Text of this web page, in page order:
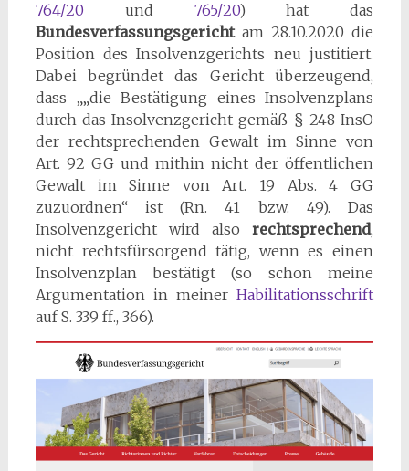
764/20 und 765/20) hat das
Bundesverfassungsgerichtam 28.10.2020 die
Position des Insolvenzgerichts neu justitiert.
Dabei begründet das Gericht überzeugend,
dass „„die Bestätigung eines Insolvenzplans
durch das Insolvenzgericht gemäß § 248 InsO
der rechtsprechenden Gewalt im Sinne von
Art. 92 GG und mithin nicht der öffentlichen
Gewalt im Sinne von Art. 19 Abs. 4 GG
zuzuordnen“ ist (Rn. 41 bzw. 49). Das
Insolvenzgericht wird alsorechtsprechend,
nicht rechtsfürsorgend tätig, wenn es einen
Insolvenzplan bestätigt (so schon meine
Argumentation in meinerHabilitationsschrift
auf S. 339 ff., 366).